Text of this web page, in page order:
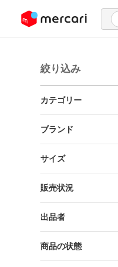
ツにスキップ
絞り込み
カテゴリー
ブランド
サイズ
販売状況
出品者
商品の状態